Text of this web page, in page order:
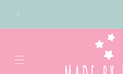
directamente
al contenido